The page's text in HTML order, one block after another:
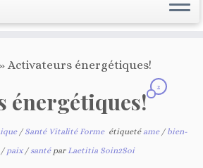
» Activateurs énergétiques!
énergétiques!
2
/ Santé Vitalité Forme étiqueté ame / bien-
/ paix / santé par Laetitia Soin2Soi